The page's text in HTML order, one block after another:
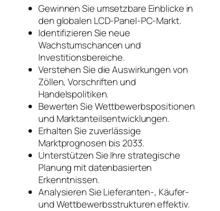
Gewinnen Sie umsetzbare Einblicke in
den globalen LCD-Panel-PC-Markt.
Identifizieren Sie neue
Wachstumschancen und
Investitionsbereiche.
Verstehen Sie die Auswirkungen von
Zöllen, Vorschriften und
Handelspolitiken.
Bewerten Sie Wettbewerbspositionen
und Marktanteilsentwicklungen.
Erhalten Sie zuverlässige
Marktprognosen bis 2033.
Unterstützen Sie Ihre strategische
Planung mit datenbasierten
Erkenntnissen.
Analysieren Sie Lieferanten-, Käufer-
und Wettbewerbsstrukturen effektiv.